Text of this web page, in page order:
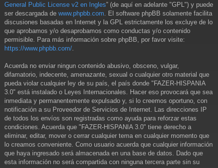
General Public License v2 en Ingles” (de aquí en adelante "GPL") y puede
ser descargada de www.phpbb.com . El software phpBB solamente facilita
discusiones basadas en Internet y la GPL estrictamente los excluye de lo
que aprobamos y/o desaprobamos como conductas y/o contenido
permisible. Para más información sobre phpBB, por favor visite:
https://www.phpbb.com/
Acuerda no enviar ningun contenido abusivo, obsceno, vulgar,
difamatorio, indecente, amenazante, sexual o cualquier otro material que
pueda violar cualquier ley de su país, el país donde "FAZER-HISPANIA
3.0" está instalado o Leyes Internacionales. Hacer eso provocará que sea
inmediata y permanentemente expulsado y, si lo creemos oportuno, con
notificación a su Proveedor de Servicios de Internet. Las direcciones IP
de todos los envíos son registradas como ayuda para reforzar estas
condiciones. Acuerda que "FAZER-HISPANIA 3.0" tiene derecho a
eliminar, editar, mover o cerrar cualquier tema en cualquier momento que
lo creamos conveniente. Como usuario acuerda que cualquier información
que haya ingresado será almacenada en una base de datos. Dado que
esta información no será compartida con ninguna tercera parte sin su